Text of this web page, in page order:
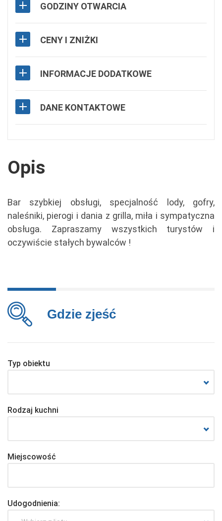
GODZINY OTWARCIA
CENY I ZNIŻKI
INFORMACJE DODATKOWE
DANE KONTAKTOWE
Opis
Bar szybkiej obsługi, specjalność lody, gofry,
naleśniki, pierogi i dania z grilla, miła i sympatyczna
obsługa. Zapraszamy wszystkich turystów i
oczywiście stałych bywalców !
Gdzie zjeść
Typ obiektu
Rodzaj kuchni
Miejscowość
Udogodnienia: